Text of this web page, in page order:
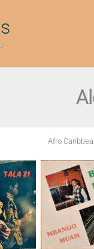
Afro